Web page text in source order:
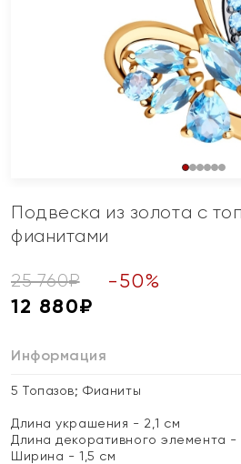
Подвеска из золота с
фианитами
25 760₽ -50%
12 880₽
Информация
5 Топазов; Фианиты
Длина украшения - 2,1 см
Длина декоративного элемента -
Ширина - 1,5 см